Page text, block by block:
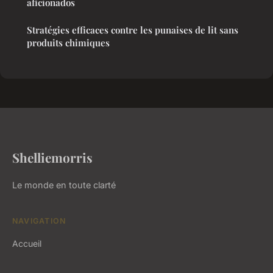
Stratégies efficaces contre les punaises de lit sans
produits chimiques
Shelliemorris
Le monde en toute clarté
NAVIGATION
Accueil